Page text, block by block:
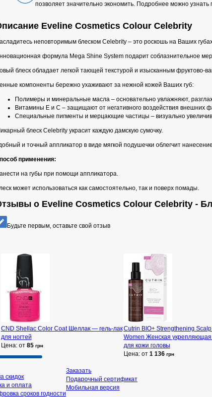
позволяет значительно экономить. Подробнее можно узнать
Eveline Cosmetics Colour Celebrity
неповторимым блеском Celebrity – это роскошь на Ваших
формула Mega Shine System подарит соблазнительное
блеск обладает легкой тающей текстурой и изысканным фруктово-
компоненты бережно ухаживают за нежной кожей Ваших губ:
Полимеры и минеральные масла – основательно увлажняют,
Витамины E и C – защищают от негативного воздействия внешних
Специальные пигменты и мерцающие частицы – визуально
блеск Celebrity украсит каждую дамскую сумочку.
и точный аппликатор в виде мягкой подушечки облегчит
применения:
на губы при помощи аппликатора.
может использоваться как самостоятельно, так и поверх помады.
о Eveline Cosmetics Colour Celebrity -
Будьте первым, оставьте свой отзыв
CND Shellac Color Coat Шеллак — гель-лак
для ногтей
Цена: от 85 грн
Cutrin BIO+ Strengthening
Women Женская укрепляющая
для кожи головы
Цена: от 1 136 грн
скидок
и оплата
сроков годности
Заказать
Подарочный сертификат
Мобильная версия